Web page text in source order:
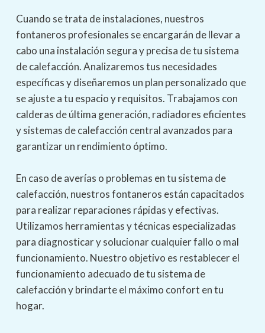
despejar los atascos de manera efectiva.
Restauramos el flujo normal de agua en poco
tiempo.
Servicios de urgencia las 24 horas: Entendemos
que los problemas de fontanería pueden ocurrir
en cualquier momento, incluso en horas no
laborables. Es por eso que ofrecemos servicios
de urgencia las 24 horas para atender tus
necesidades inmediatas.
Además, trabajamos todo tipo de materiales con
gran experiencia y resolución en nuestros proyectos,
como el plomo, el hierro, el zinc, polietileno,
polipropileno y las multicapas.
Cuando se trata de instalaciones, nuestros
fontaneros profesionales se encargarán de llevar a
cabo una instalación segura y precisa de tu sistema
de calefacción. Analizaremos tus necesidades
específicas y diseñaremos un plan personalizado que
se ajuste a tu espacio y requisitos. Trabajamos con
calderas de última generación, radiadores eficientes
y sistemas de calefacción central avanzados para
garantizar un rendimiento óptimo.
En caso de averías o problemas en tu sistema de
calefacción, nuestros fontaneros están capacitados
para realizar reparaciones rápidas y efectivas.
Utilizamos herramientas y técnicas especializadas
para diagnosticar y solucionar cualquier fallo o mal
funcionamiento. Nuestro objetivo es restablecer el
funcionamiento adecuado de tu sistema de
calefacción y brindarte el máximo confort en tu
hogar.